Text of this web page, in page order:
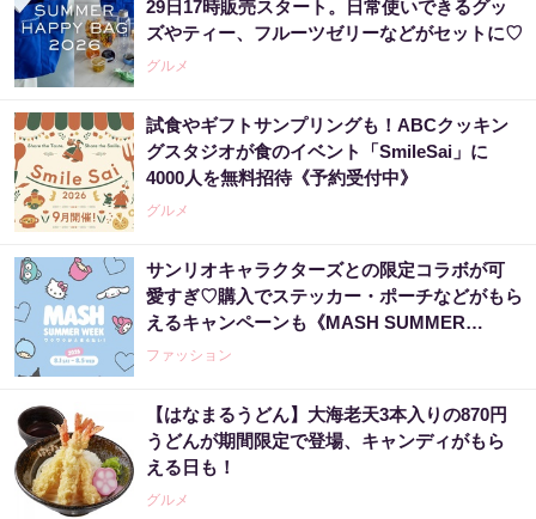
29日17時販売スタート。日常使いできるグッ
ズやティー、フルーツゼリーなどがセットに♡
グルメ
試食やギフトサンプリングも！ABCクッキン
グスタジオが食のイベント「SmileSai」に
4000人を無料招待《予約受付中》
グルメ
サンリオキャラクターズとの限定コラボが可
愛すぎ♡購入でステッカー・ポーチなどがもら
えるキャンペーンも《MASH SUMMER
WEEK 2026》
ファッション
【はなまるうどん】大海老天3本入りの870円
うどんが期間限定で登場、キャンディがもら
える日も！
グルメ